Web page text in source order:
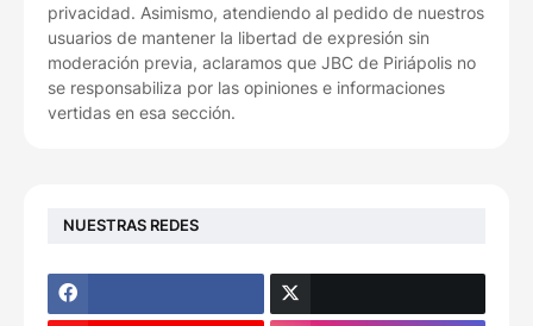
privacidad. Asimismo, atendiendo al pedido de nuestros
usuarios de mantener la libertad de expresión sin
moderación previa, aclaramos que JBC de Piriápolis no
se responsabiliza por las opiniones e informaciones
vertidas en esa sección.
NUESTRAS REDES